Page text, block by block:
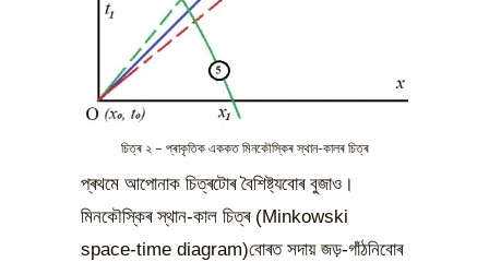
চিত্ৰ ২ – প্ৰাকৃতিক এককত মিনকৌস্কিৰ স্থান-কালৰ চিত্ৰ
প্ৰথমে আপোনাক চিত্ৰটোৰ বৈশিষ্ট্যবোৰ বুজাও।
মিনকৌস্কিৰ স্থান-কাল চিত্ৰ (Minkowski
space-time diagram)বোৰত সদায় জড়-গাঁঠনিবোৰ